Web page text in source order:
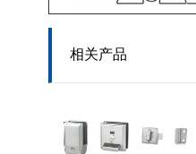
相关产品